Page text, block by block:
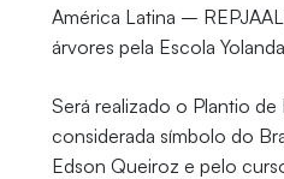
América Latina –
árvores pela Escola
Será realizado o Plantio
considerada símbolo do
Edson Queiroz e pelo